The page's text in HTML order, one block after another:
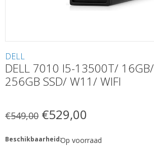
DELL
DELL 7010 I5-13500T/ 16GB/
256GB SSD/ W11/ WIFI
€549,00 €529,00
Beschikbaarheid:Op voorraad